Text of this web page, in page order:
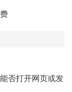
否打开网页或发